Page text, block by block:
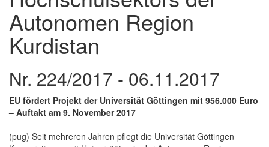
Autonomen Region
Kurdistan
Nr. 224/2017 - 06.11.2017
EU fördert Projekt der Universität Göttingen mit 956.000 Euro
– Auftakt am 9. November 2017
(pug) Seit mehreren Jahren pflegt die Universität Göttingen